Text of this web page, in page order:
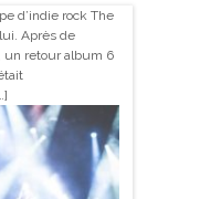
d’indie rock The
Après de
un retour album 6